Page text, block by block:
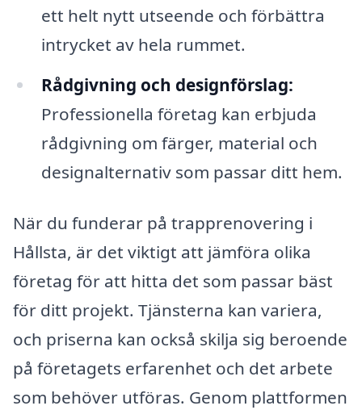
ett helt nytt utseende och förbättra
intrycket av hela rummet.
Rådgivning och designförslag:
Professionella företag kan erbjuda
rådgivning om färger, material och
designalternativ som passar ditt hem.
När du funderar på trapprenovering i
Hållsta, är det viktigt att jämföra olika
företag för att hitta det som passar bäst
för ditt projekt. Tjänsterna kan variera,
och priserna kan också skilja sig beroende
på företagets erfarenhet och det arbete
som behöver utföras. Genom plattformen